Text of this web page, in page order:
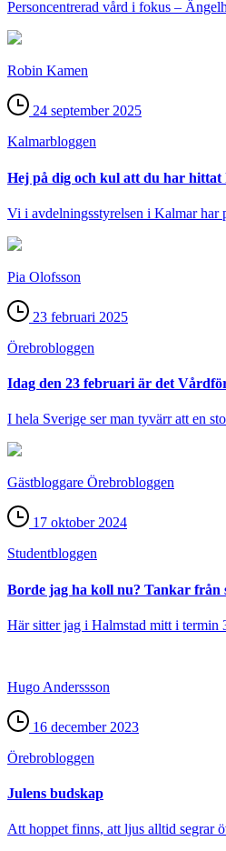
Personcentrerad vård i fokus –
Robin Kamen
24 september 2025
Kalmar­bloggen
Hej på dig och kul att du har hittat
Vi i avdelningsstyrelsen i Kalmar har
Pia Olofsson
23 februari 2025
Örebro­bloggen
Idag den 23 februari är det
I hela Sverige ser man tyvärr att en
Gästbloggare Örebrobloggen
17 oktober 2024
Student­bloggen
Borde jag ha koll nu? Tankar från
Här sitter jag i Halmstad mitt i termin
Hugo Anderssson
16 december 2023
Örebro­bloggen
Julens budskap
Att hoppet finns, att ljus alltid segrar